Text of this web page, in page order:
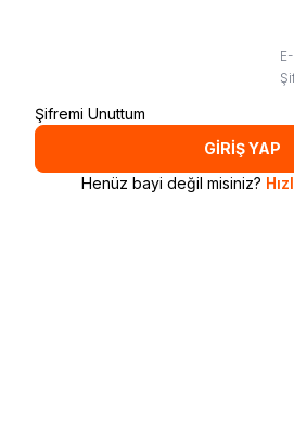
Şifremi Unuttum
GİRİŞ YAP
Henüz bayi değil misiniz?